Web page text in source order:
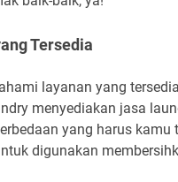
Tersedia
layanan yang
menyediakan jasa
yang harus
digunakan